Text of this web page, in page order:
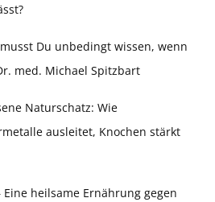
musst Du unbedingt wissen, wenn
med. Michael Spitzbart
Naturschatz: Wie
ausleitet, Knochen stärkt
Eine heilsame Ernährung gegen